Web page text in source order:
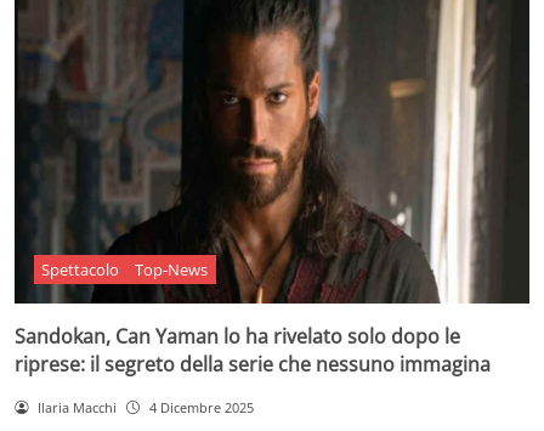
Spettacolo Top-News
Sandokan, Can Yaman lo ha rivelato solo dopo le
riprese: il segreto della serie che nessuno immagina
Ilaria Macchi 4 Dicembre 2025